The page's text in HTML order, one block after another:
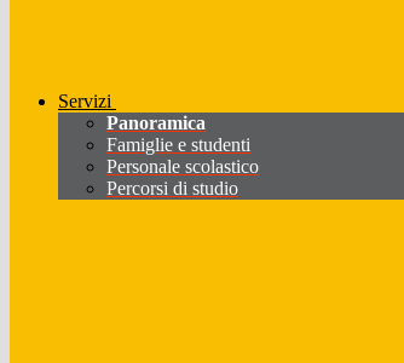
Servizi
Panoramica
Famiglie e studenti
Personale scolastico
Percorsi di studio